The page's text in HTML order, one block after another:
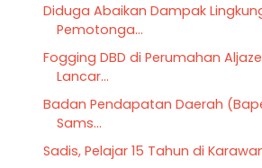
Diduga Abaikan Dampak
Pemotonga...
Fogging DBD di Perumahan
Lancar...
Badan Pendapatan Daerah
Sams...
Sadis, Pelajar 15 Tahun di